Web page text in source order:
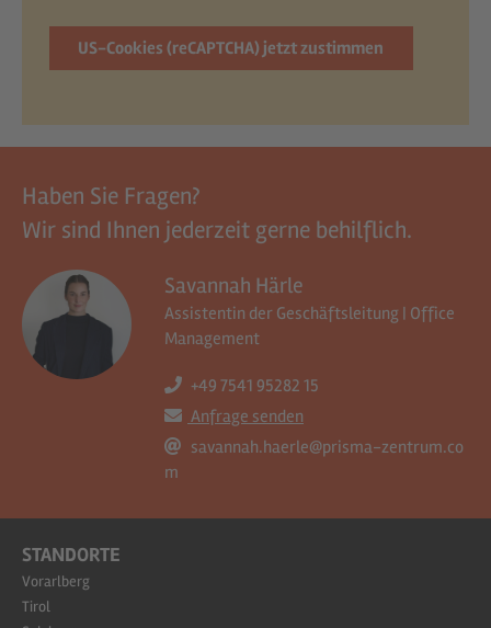
US-Cookies (reCAPTCHA) jetzt zustimmen
Haben Sie Fragen?
Wir sind Ihnen jederzeit gerne behilflich.
Savannah Härle
Assistentin der Geschäftsleitung | Office
Management
+49 7541 95282 15
Anfrage senden
savannah.haerle@prisma-zentrum.co
m
STANDORTE
Vorarlberg
Tirol